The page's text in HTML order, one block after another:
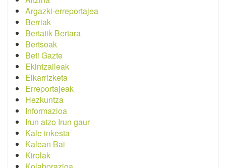
Argazki-erreportajea
Berriak
Bertatik Bertara
Bertsoak
Beti Gazte
Ekintzaileak
Elkarrizketa
Erreportajeak
Hezkuntza
Informazioa
Irun atzo Irun gaur
Kale inkesta
Kalean Bai
Kirolak